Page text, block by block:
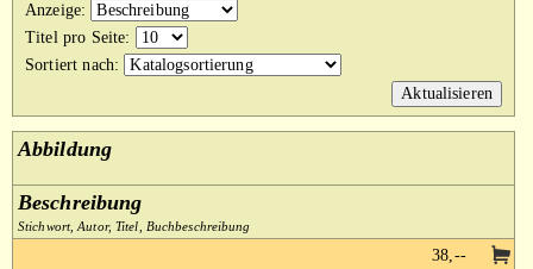
Warenkorb
AGB
Anzeige:
Titel pro Seite:
Sortiert nach:
Abbildung
Beschreibung
Stichwort, Autor, Titel, Buchbeschreibung
38,--